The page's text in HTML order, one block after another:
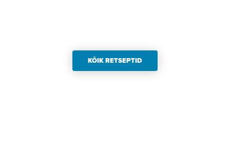
KÕIK RETSEPTID